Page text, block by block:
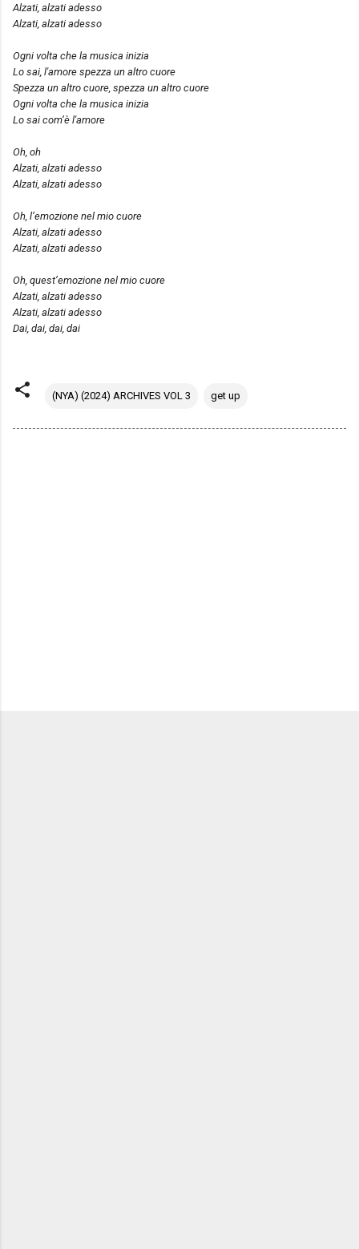
Alzati, alzati adesso
Alzati, alzati adesso
Ogni volta che la musica inizia
Lo sai, l'amore spezza un altro cuore
Spezza un altro cuore, spezza un altro cuore
Ogni volta che la musica inizia
Lo sai com’è l'amore
Oh, oh
Alzati, alzati adesso
Alzati, alzati adesso
Oh, l’emozione nel mio cuore
Alzati, alzati adesso
Alzati, alzati adesso
Oh, quest’emozione nel mio cuore
Alzati, alzati adesso
Alzati, alzati adesso
Dai, dai, dai, dai
(NYA) (2024) ARCHIVES VOL 3 get up